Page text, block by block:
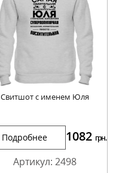
Свитшот с именем Юля
Подробнее 1082 грн.
Артикул: 2498